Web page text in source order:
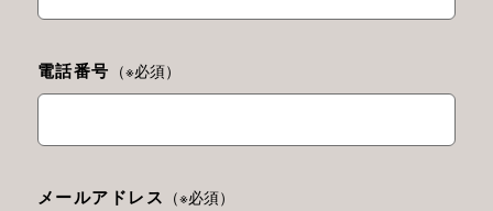
電話番号 （※必須）
メールアドレス （※必須）